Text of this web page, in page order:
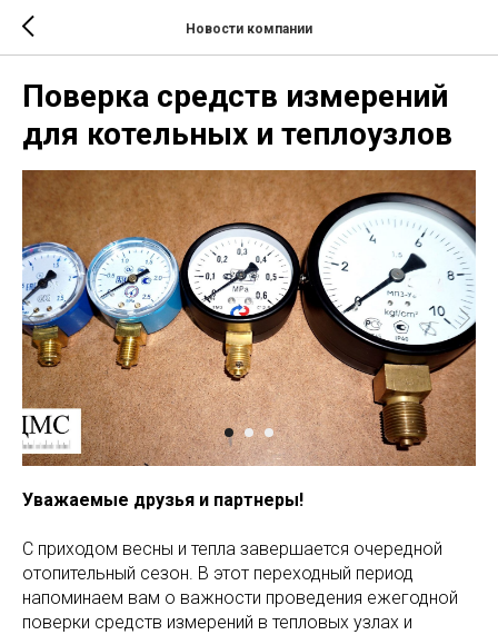
Новости компании
Поверка средств измерений
для котельных и теплоузлов
Уважаемые друзья и партнеры!
С приходом весны и тепла завершается очередной
отопительный сезон. В этот переходный период
напоминаем вам о важности проведения ежегодной
поверки средств измерений в тепловых узлах и